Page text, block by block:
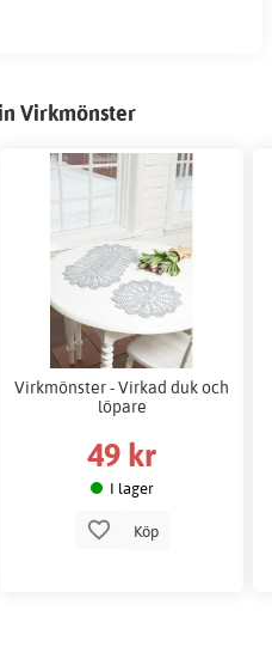
Virkmönster
Virkmönster - Virkad duk och
löpare
49 kr
I lager
Köp